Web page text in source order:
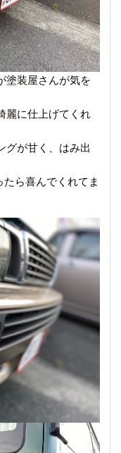
塗装屋さんが気を
麗に仕上げてくれ
グが甘く、はみ出
ら喜んでくれてま